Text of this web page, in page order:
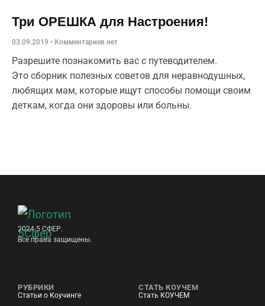
Три ОРЕШКА для Настроения!
03.09.2019 Комментариев нет
Разрешите познакомить вас с путеводителем.
Это сборник полезных советов для неравнодушных,
любящих мам, которые ищут способы помощи своим
деткам, когда они здоровы или больны.
2024 5 СФЕР.
Все права защищены.
РУБРИКИ
Статьи о Коучинге
СТАТЬ КОУЧЕМ
Стать КОУЧЕМ